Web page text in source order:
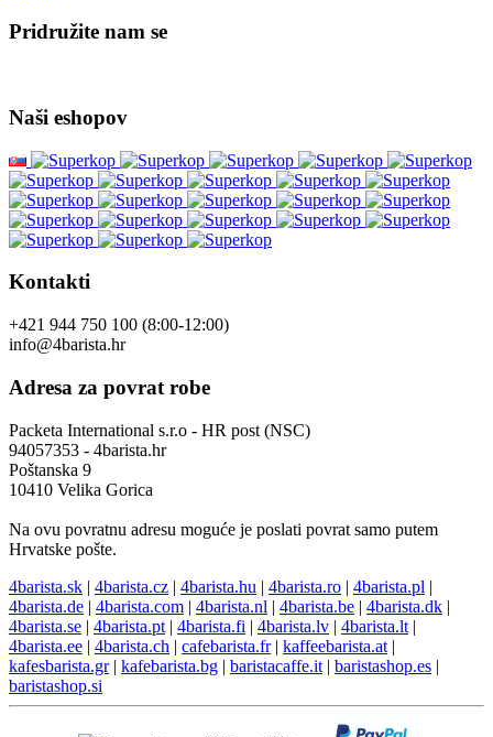
Pridružite nam se
Naši eshopov
Kontakti
+421 944 750 100 (8:00-12:00)
info@4barista.hr
Adresa za povrat robe
Packeta International s.r.o - HR post (NSC)
94057353 - 4barista.hr
Poštanska 9
10410 Velika Gorica
Na ovu povratnu adresu moguće je poslati povrat samo putem
Hrvatske pošte.
4barista.sk | 4barista.cz | 4barista.hu | 4barista.ro | 4barista.pl |
4barista.de | 4barista.com | 4barista.nl | 4barista.be | 4barista.dk |
4barista.se | 4barista.pt | 4barista.fi | 4barista.lv | 4barista.lt |
4barista.ee | 4barista.ch | cafebarista.fr| kaffeebarista.at |
kafesbarista.gr| kafebarista.bg | baristacaffe.it | baristashop.es |
baristashop.si